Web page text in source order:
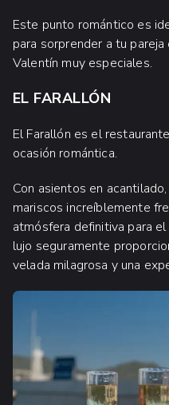
Este punto romántico es
para sorprender a tu
Valentín muy especiales.
EL FARALLÓN
El Farallón es el
ocasión romántica.
Con asientos en
mariscos increíblemente
atmósfera definitiva para
lujo seguramente
velada milagrosa y una